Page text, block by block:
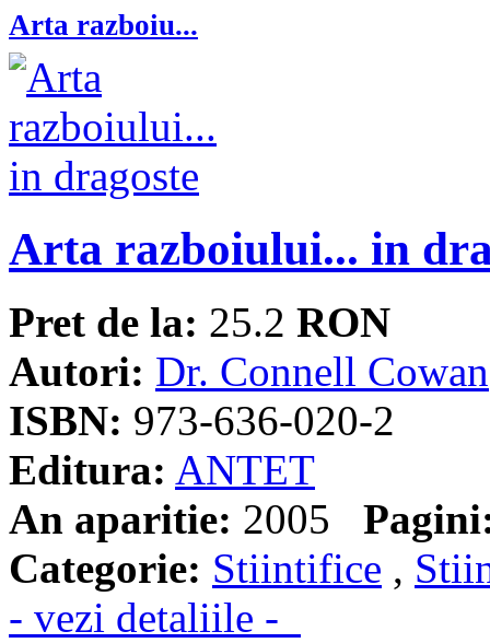
Arta razboiu...
Arta razboiului... in
Pret de la: 25.2 RON
Autori: Dr. Connell Cowan
ISBN: 973-636-020-2
Editura: ANTET
An aparitie: 2005
Categorie: Stiintifice ,
- vezi detaliile -